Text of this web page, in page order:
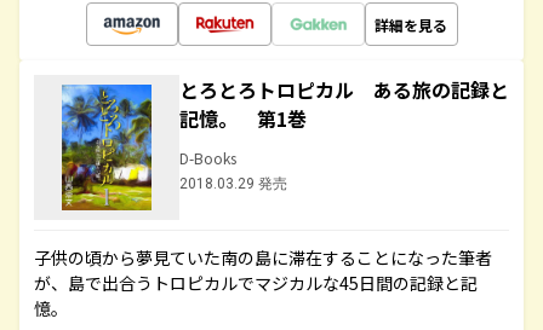
詳細を見る
とろとろトロピカル ある旅の記録と
記憶。 第1巻
D-Books
2018.03.29 発売
子供の頃から夢見ていた南の島に滞在することになった筆者
が、島で出合うトロピカルでマジカルな45日間の記録と記
憶。